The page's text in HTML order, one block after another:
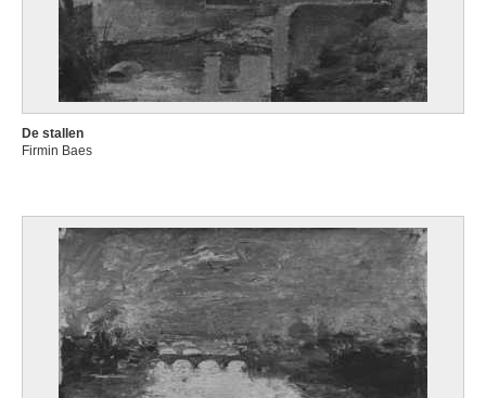
De stallen
Firmin Baes